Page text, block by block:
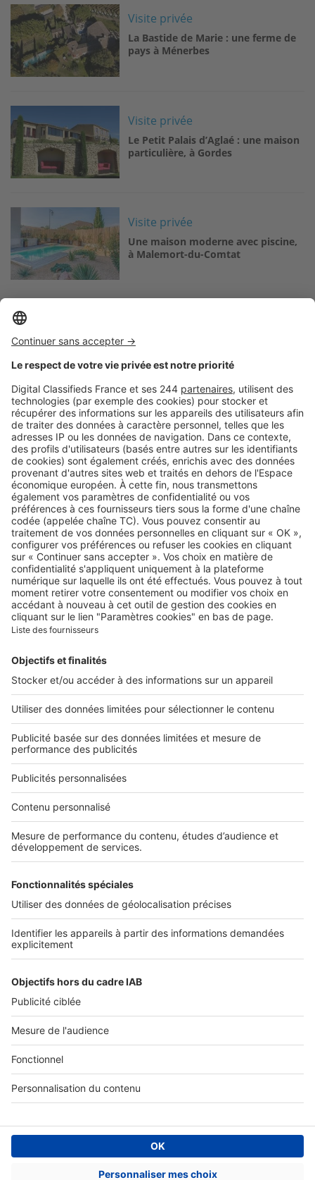
Image
Visite privée
La Bastide de Marie : une ferme de
pays à Ménerbes
Image
Visite privée
Le Petit Palais d’Aglaé : une maison
particulière, à Gordes
Visite privée
Une maison moderne avec piscine,
à Malemort-du-Comtat
Logic-Immo c’est aussi …
Retrouvez-nous sur …
A propos
Qui sommes-nous ?
Contacter le service client
Nous rejoindre
Presse
Nos applications
Découvrez nos applications
Services pro
Accès client
Informations légales
Politique Générale de Protection des Données
Charte éditeur
Paramétrer mes cookies
Digital Classifieds France SAS © 2024 - all rights